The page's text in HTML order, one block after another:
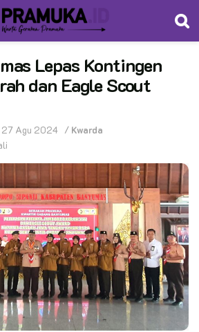
Lepas Kontingen
dan Eagle Scout
27 Agu 2024 / Kwarda